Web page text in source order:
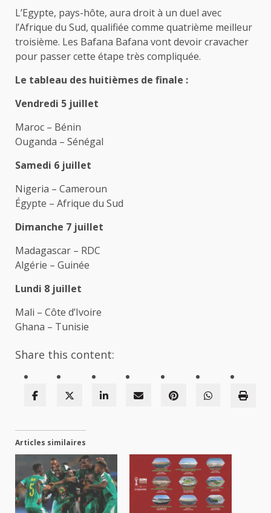
L’Egypte, pays-hôte, aura droit à un duel avec
l’Afrique du Sud, qualifiée comme quatrième meilleur
troisième. Les Bafana Bafana vont devoir cravacher
pour passer cette étape très compliquée.
Le tableau des huitièmes de finale :
Vendredi 5 juillet
Maroc – Bénin
Ouganda – Sénégal
Samedi 6 juillet
Nigeria – Cameroun
Égypte – Afrique du Sud
Dimanche 7 juillet
Madagascar – RDC
Algérie – Guinée
Lundi 8 juillet
Mali – Côte d’Ivoire
Ghana – Tunisie
Share this content:
Articles similaires